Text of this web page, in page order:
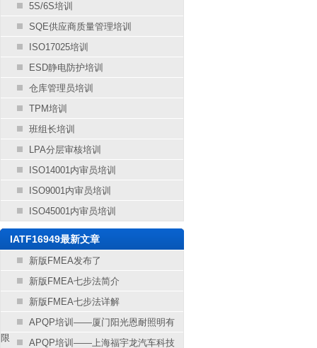
5S/6S培训
SQE供应商质量管理培训
ISO17025培训
ESD静电防护培训
仓库管理员培训
TPM培训
班组长培训
LPA分层审核培训
ISO14001内审员培训
ISO9001内审员培训
ISO45001内审员培训
IATF16949最新文章
新版FMEA发布了
新版FMEA七步法简介
新版FMEA七步法详解
APQP培训——厦门阳光恩耐照明有
限
APQP培训——上海福宇龙汽车科技